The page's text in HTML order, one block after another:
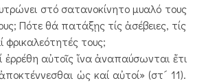
στό σατανοκίνητο μυαλό τους
Πότε θά πατάξῃς τίς ἀσέβειες, τίς
φρικαλεότητές τους;
αὐτοῖς ἵνα ἀναπαύσωνται ἔτι
ὡς καί αὐτοί» (στ´ 11).